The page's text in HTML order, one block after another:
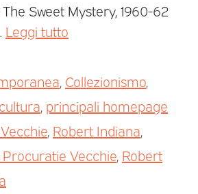
Sweet Mystery, 1960-62
Leggi tutto
Collezionismo
principali homepage
Robert Indiana
Vecchie Robert